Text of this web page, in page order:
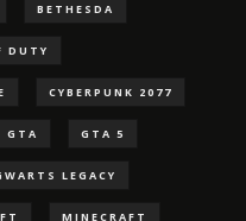
BETHESDA
DUTY
CYBERPUNK 2077
GTA GTA 5
LEGACY
MINECRAFT